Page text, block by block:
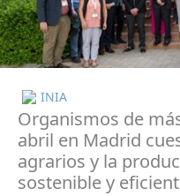
INIA
Organismos de
abril en Madrid
agrarios y la
sostenible y